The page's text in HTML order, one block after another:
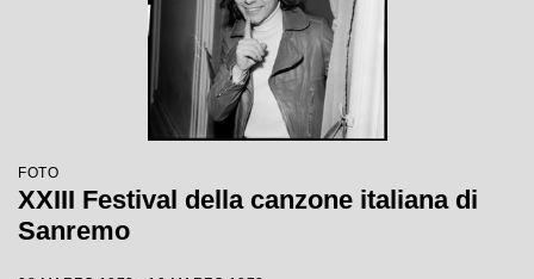
FOTO
XXIII Festival della canzone italiana di
Sanremo